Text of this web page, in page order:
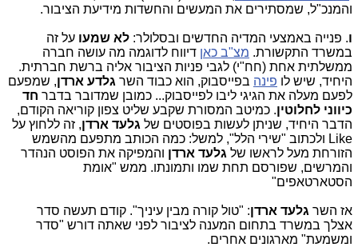
והמנכ"ל, שמסתירים את המעשים והחשדות מידיעת הציבור.
ו. פנייה באמצעי המדיה החדשים ובסלולר: לא שמעו על זה
במשרד התקשורת. מצ"ב כאן דיווח לדוגמה מה עושה חברה
ממשלתית אחת (חח"י) לגבי פניות הציבור אליה ברשת חברתית.
היחיד, שיש לו פינה בפייסבוק, הוא כבוד השר גלדע ארדן, שמפעם
לפעם מעלה את הגיגי ליבו לפייסבוק... כמובן שמדובר בדבר חד
כיווני לחלוטין. כמיטב המסורת שקבע שליט צפון קוריאה הקודם,
הדבר היחיד, שניתן לעשות בפוסטים של גלעד ארדן, זה ללחוץ על
Like ולכתוב "שירי הלל", למשל: כמה הכותב מתפעם מהשמש
הזורחת מעל לראשו של גלעד ארדן והמפיקה את הפוסט הנהדר
והמרשים, שפורסם תחת שמו ותמונתו. ממש "אומת
הסטארטאפים"
אז השר גלעד ארדן: "טול קורה מבין עיניך". קודם תעשה סדר
אצלך במשרד בתחום המענה לציבור לפני שאתה דורש "סדר
ומשמעת" מארגונים אחרים.